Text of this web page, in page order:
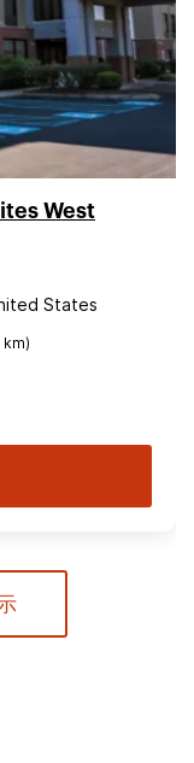
West
States
km)